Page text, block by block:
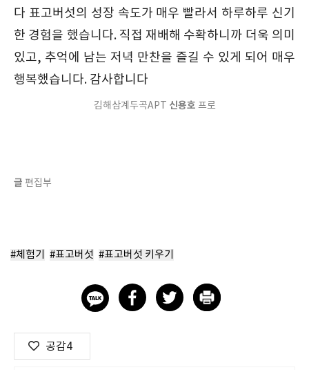
다 표고버섯의 성장 속도가 매우 빨라서 하루하루 신기
한 경험을 했습니다. 직접 재배해 수확하니까 더욱 의미
있고, 추억에 남는 저녁 만찬을 즐길 수 있게 되어 매우
행복했습니다. 감사합니다
김해삼계두곡APT 신용호 프로
글 편집부
#체험기 #표고버섯 #표고버섯 키우기
공감4